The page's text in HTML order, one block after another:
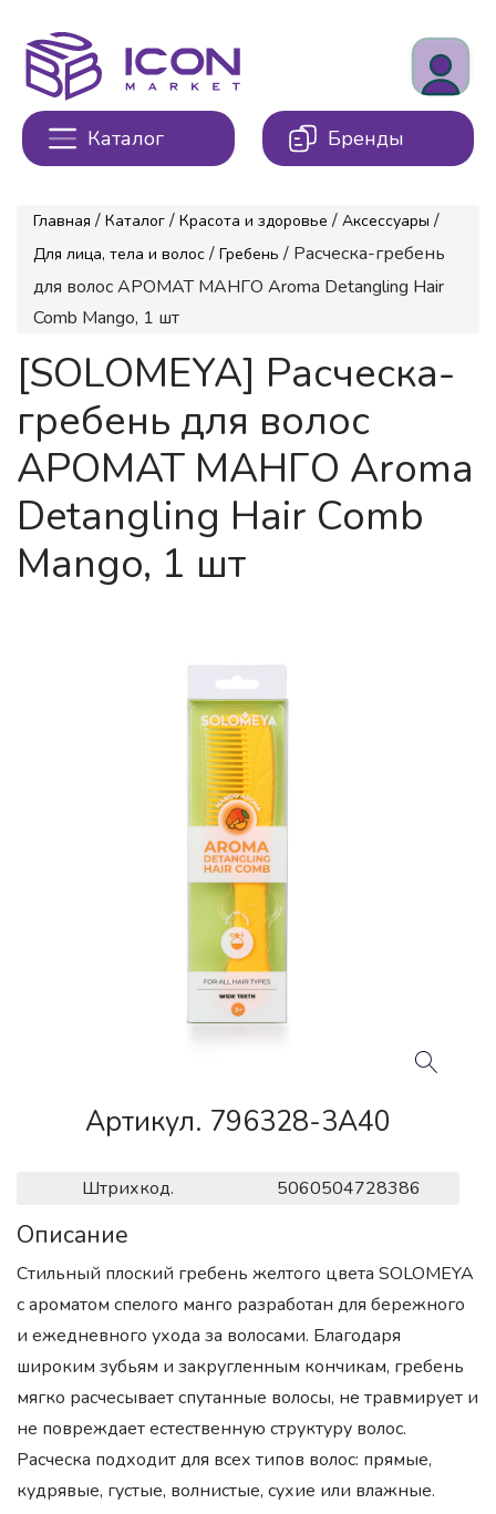
Каталог Бренды
Главная / Каталог / Красота и здоровье / Аксессуары /
Для лица, тела и волос / Гребень / Расческа-гребень
для волос АРОМАТ МАНГО Aroma Detangling Hair
Comb Mango, 1 шт
[SOLOMEYA] Расческа-
гребень для волос
АРОМАТ МАНГО Aroma
Detangling Hair Comb
Mango, 1 шт
Артикул. 796328-3A40
Штрихкод. 5060504728386
Описание
Стильный плоский гребень желтого цвета SOLOMEYA
с ароматом спелого манго разработан для бережного
и ежедневного ухода за волосами. Благодаря
широким зубьям и закругленным кончикам, гребень
мягко расчесывает спутанные волосы, не травмирует и
не повреждает естественную структуру волос.
Расческа подходит для всех типов волос: прямые,
кудрявые, густые, волнистые, сухие или влажные.